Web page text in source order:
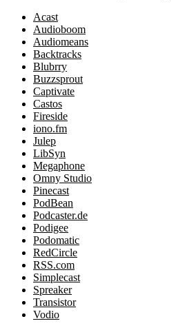
Acast
Audioboom
Audiomeans
Backtracks
Blubrry
Buzzsprout
Captivate
Castos
Fireside
iono.fm
Julep
LibSyn
Megaphone
Omny Studio
Pinecast
PodBean
Podcaster.de
Podigee
Podomatic
RedCircle
RSS.com
Simplecast
Spreaker
Transistor
Vodio